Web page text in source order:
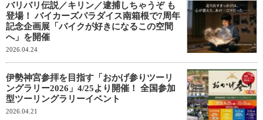
バリバリ伝説／キリン／逮捕しちゃうぞ も
登場！ バイカーズパラダイス南箱根で7周年
記念企画展「バイクが好きになるこの空間
へ」を開催
2026.04.24
伊勢神宮参拝を目指す「おかげ参りツーリ
ングラリー2026」4/25より開催！ 全国参加
型ツーリングラリーイベント
2026.04.21